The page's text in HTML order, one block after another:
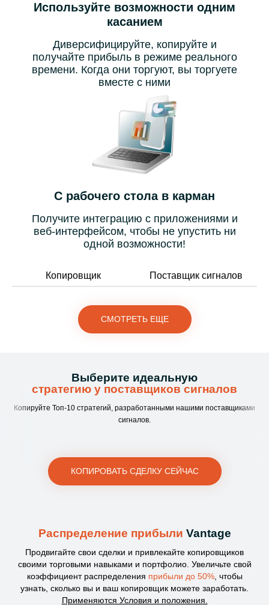
Используйте возможности одним
касанием
Диверсифицируйте, копируйте и
получайте прибыль в режиме реального
времени. Когда они торгуют, вы торгуете
вместе с ними
С рабочего стола в карман
Получите интеграцию с приложениями и
веб-интерфейсом, чтобы не упустить ни
одной возможности!
Копировщик Поставщик сигналов
СМОТРЕТЬ ЕЩЕ
Выберите идеальную
стратегию у поставщиков сигналов
Копируйте Топ-10 стратегий, разработанными нашими поставщиками
сигналов.
КОПИРОВАТЬ СДЕЛКУ СЕЙЧАС
Распределение прибыли Vantage
Продвигайте свои сделки и привлекайте копировщиков
своими торговыми навыками и портфолио. Увеличьте свой
коэффициент распределения прибыли до 50%, чтобы
узнать, сколько вы и ваш копировщик можете заработать.
Применяются Условия и положения.